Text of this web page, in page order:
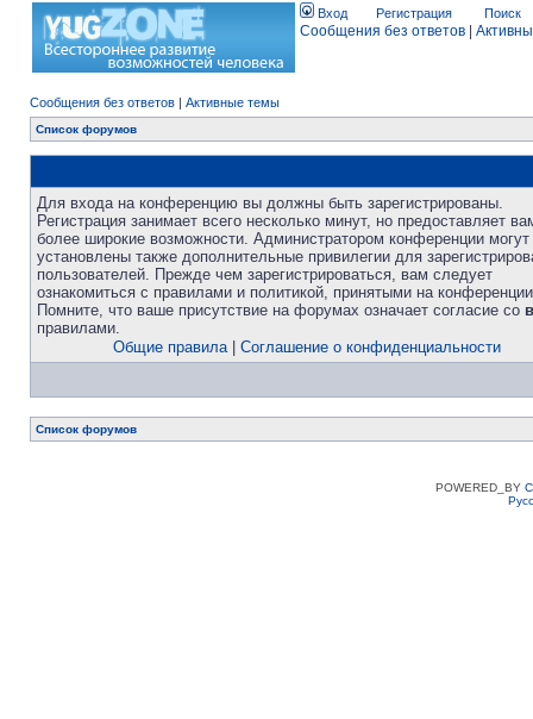
Вход Регистрация Поиск
Сообщения без ответов
Сообщения без ответов | Активные темы
Список форумов
Для входа на конференцию вы должны быть зарегистрированы.
Регистрация занимает всего несколько минут, но предоставляет
более широкие возможности. Администратором конференции
установлены также дополнительные привилегии для
пользователей. Прежде чем зарегистрироваться, вам следует
ознакомиться с правилами и политикой, принятыми на
Помните, что ваше присутствие на форумах означает согласие со
правилами.
Общие правила| Соглашение о конфиденциальности
Список форумов
POWERED_BY